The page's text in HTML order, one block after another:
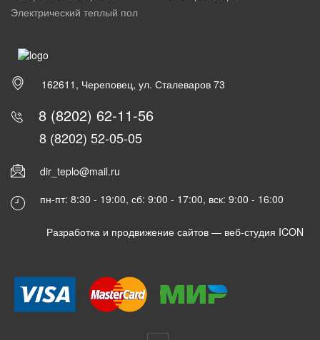
Электрический теплый пол
162611, Череповец, ул. Сталеваров 73
8 (8202) 62-11-56
8 (8202) 52-05-05
dir_teplo@mail.ru
пн-пт: 8:30 - 19:00, сб: 9:00 - 17:00, вск: 9:00 - 16:00
Разработка и продвижение сайтов — веб-студия ICON